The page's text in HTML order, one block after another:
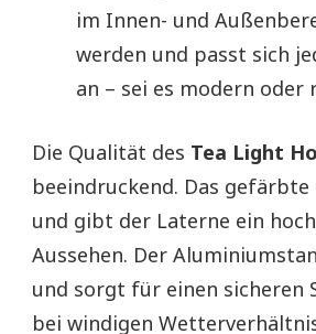
im Innen- und
werden und passt sich
an – sei es modern oder
Die Qualität des Tea Light
beeindruckend. Das
und gibt der Laterne ein
Aussehen. Der
und sorgt für einen sicheren
bei windigen